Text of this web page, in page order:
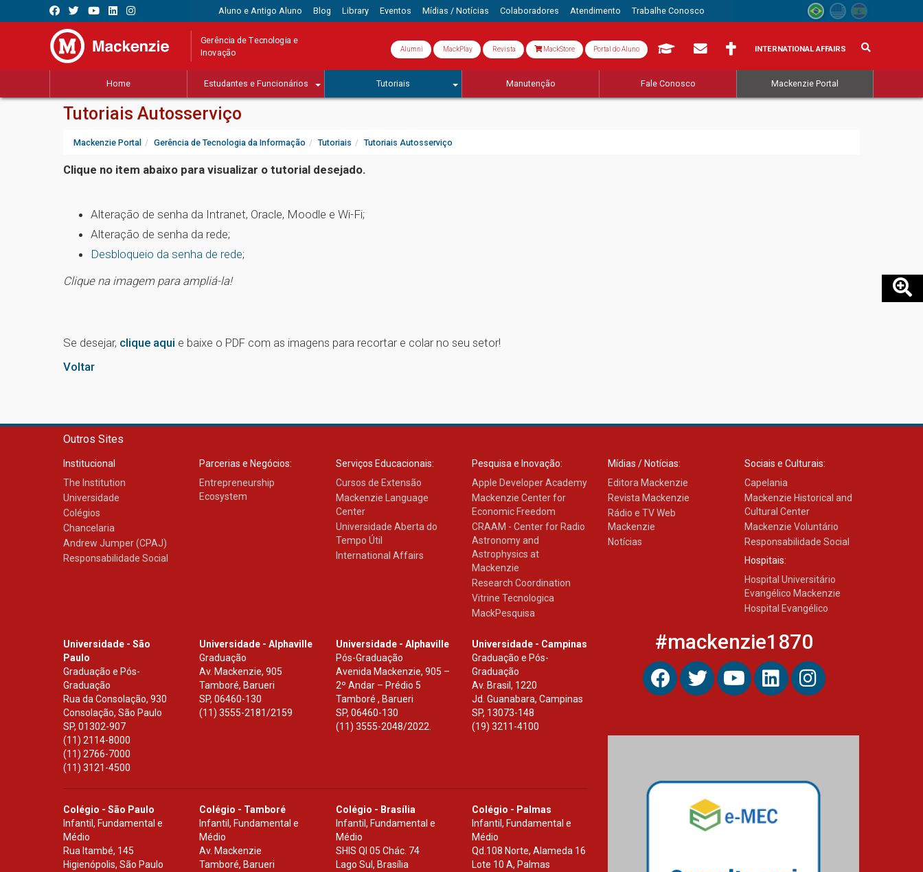
Aluno e Antigo Aluno Blog Library Eventos Mídias / Notícias Colaboradores Atendimento Trabalhe Conosco
Gerência de Tecnologia e
Inovação Alumni MackPlay Revista MackStore Portal do Aluno INTERNATIONAL AFFAIRS
Home Estudantes e Funcionários Tutoriais Manutenção Fale Conosco Mackenzie Portal
Tutoriais Autosserviço
Mackenzie Portal Gerência de Tecnologia da Informação Tutoriais Tutoriais Autosserviço
Clique no item abaixo para visualizar o tutorial desejado.
Alteração de senha da Intranet, Oracle, Moodle e Wi-Fi;
Alteração de senha da rede;
Desbloqueio da senha de rede;
Clique na imagem para ampliá-la!
Se desejar, clique aqui e baixe o PDF com as imagens para recortar e colar no seu setor!
Voltar
Outros Sites
Institucional
The Institution
Universidade
Colégios
Chancelaria
Andrew Jumper (CPAJ)
Responsabilidade Social
Parcerias e Negócios:
Entrepreneurship
Ecosystem
Serviços Educacionais:
Cursos de Extensão
Mackenzie Language
Center
Universidade Aberta do
Tempo Útil
International Affairs
Pesquisa e Inovação:
Apple Developer Academy
Mackenzie Center for
Economic Freedom
CRAAM - Center for Radio
Astronomy and
Astrophysics at
Mackenzie
Research Coordination
Vitrine Tecnologica
MackPesquisa
Mídias / Notícias:
Editora Mackenzie
Revista Mackenzie
Rádio e TV Web
Mackenzie
Notícias
Sociais e Culturais:
Capelania
Mackenzie Historical and
Cultural Center
Mackenzie Voluntário
Responsabilidade Social
Hospitais:
Hospital Universitário
Evangélico Mackenzie
Hospital Evangélico
Universidade - São
Paulo
Graduação e Pós-
Graduação
Rua da Consolação, 930
Consolação, São Paulo
SP, 01302-907
(11) 2114-8000
(11) 2766-7000
(11) 3121-4500
Universidade - Alphaville
Graduação
Av. Mackenzie, 905
Tamboré, Barueri
SP,06460-130
(11) 3555-2181/2159
Universidade - Alphaville
Pós-Graduação
Avenida Mackenzie, 905 –
2º Andar – Prédio 5
Tamboré , Barueri
SP, 06460-130
(11) 3555-2048/2022.
Universidade - Campinas
Graduação e Pós-
Graduação
Av. Brasil, 1220
Jd. Guanabara, Campinas
SP, 13073-148
(19) 3211-4100
Colégio - São Paulo
Infantil, Fundamental e
Médio
Rua Itambé, 145
Higienópolis, São Paulo
Colégio - Tamboré
Infantil, Fundamental e
Médio
Av. Mackenzie
Tamboré, Barueri
Colégio - Brasília
Infantil, Fundamental e
Médio
SHIS Ql 05 Chác. 74
Lago Sul, Brasília
Colégio - Palmas
Infantil, Fundamental e
Médio
Qd.108 Norte, Alameda 16
Lote 10 A, Palmas
#mackenzie1870